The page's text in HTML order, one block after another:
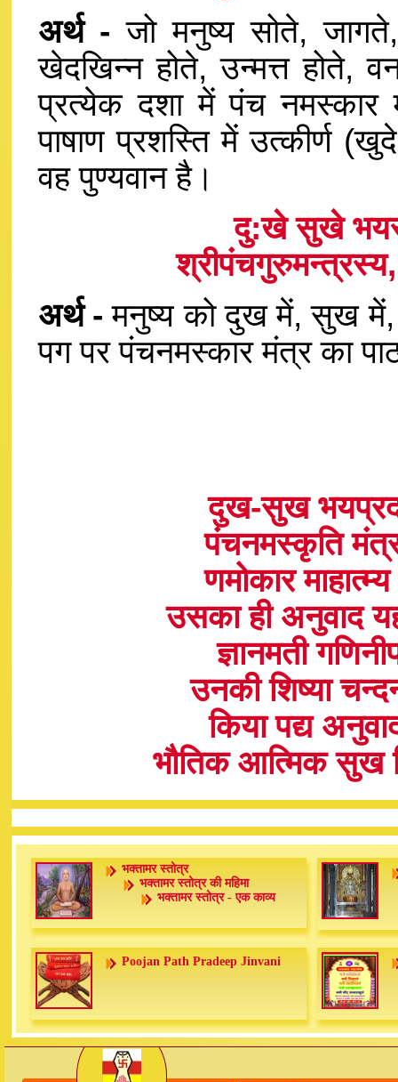
अर्थ - जो मनुष्य सोते,
खेदखिन्न होते, उन्मत्त होते,
प्रत्येक दशा में पंच
पाषाण प्रशस्ति में उत्कीर्ण
वह पुण्यवान है।
दु:खे सुखे
अर्थ -मनुष्य को दुख में, सुख में,
पग पर पंचनमस्कार मंत्र का
दुख-सुख भयप्रद
पंचनमस्कृति
णमोकार
उसका ही अनुवाद
ज्ञानमती
उनकी शिष्या
किया पद्य
भौतिक आत्मिक सुख
भक्तामर स्तोत्र
भक्तामर स्तोत्र की महिमा
भक्तामर स्तोत्र - एक काव्य
Poojan Path Pradeep Jinvani